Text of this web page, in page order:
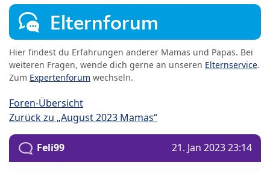
Elternforum
Hier findest du Erfahrungen anderer Mamas und Papas. Bei
weiteren Fragen, wende dich gerne an unseren Elternservice.
Zum Expertenforum wechseln.
Foren-Übersicht
Zurück zu „August 2023 Mamas“
Feli99 21. Jan 2023 23:14